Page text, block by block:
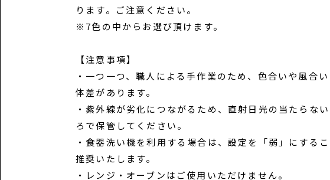
ります。ご注意ください。
※7色の中からお選び頂けます。
【注意事項】
・一つ一つ、職人による手作業のため、色合いや風合い
体差があります。
・紫外線が劣化につながるため、直射日光の当たらない
ろで保管してください。
・食器洗い機を利用する場合は、設定を「弱」にするこ
推奨いたします。
・レンジ・オーブンはご使用いただけません。